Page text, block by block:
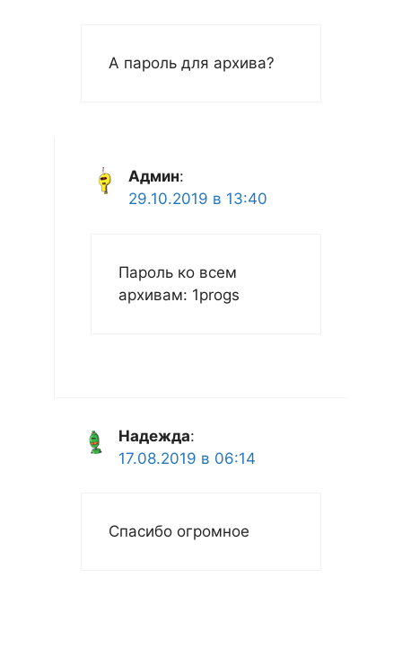
А пароль для архива?
Админ:
29.10.2019 в 13:40
Пароль ко всем
архивам: 1progs
Надежда:
17.08.2019 в 06:14
Спасибо огромное